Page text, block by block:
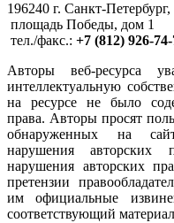
196240 г. Санкт-Петербург,
площадь Победы, дом 1
тел./факс.: +7 (812) 926-
Авторы веб-ресурса
интеллектуальную
на ресурсе не было
права. Авторы просят
обнаруженных на
нарушения авторских
нарушения авторских
претензии
им официальные
соответствующий